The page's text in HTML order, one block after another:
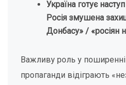
Україна готує
Росія змушена
Донбасу» / «росіян
Важливу роль у поширенні
пропаганди відіграють